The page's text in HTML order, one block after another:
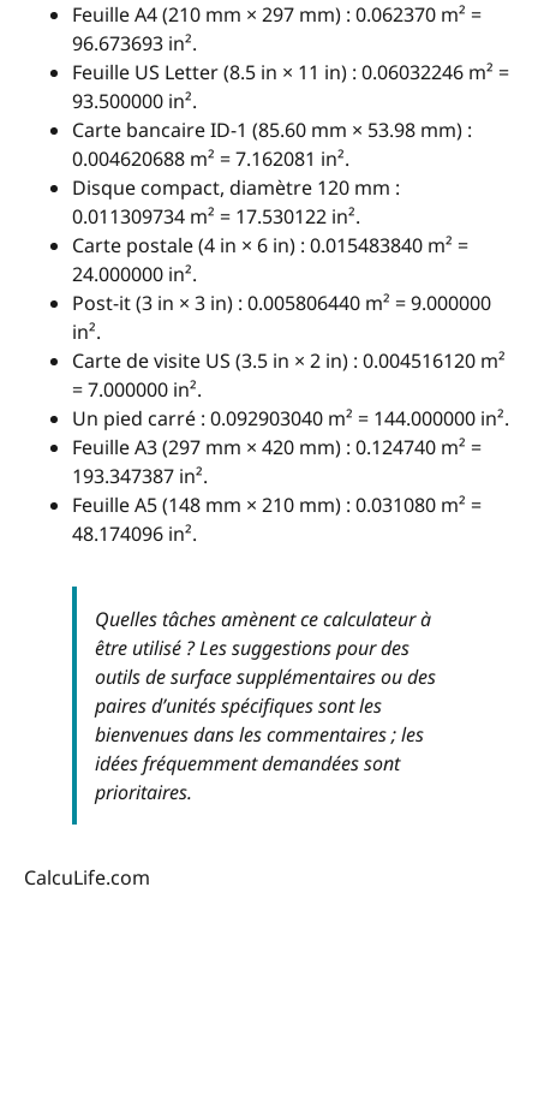
Feuille A4 (210 mm × 297 mm) : 0.062370 m² =
96.673693 in².
Feuille US Letter (8.5 in × 11 in) : 0.06032246 m² =
93.500000 in².
Carte bancaire ID-1 (85.60 mm × 53.98 mm) :
0.004620688 m² = 7.162081 in².
Disque compact, diamètre 120 mm :
0.011309734 m² = 17.530122 in².
Carte postale (4 in × 6 in) : 0.015483840 m² =
24.000000 in².
Post-it (3 in × 3 in) : 0.005806440 m² = 9.000000
in².
Carte de visite US (3.5 in × 2 in) : 0.004516120 m²
= 7.000000 in².
Un pied carré : 0.092903040 m² = 144.000000 in².
Feuille A3 (297 mm × 420 mm) : 0.124740 m² =
193.347387 in².
Feuille A5 (148 mm × 210 mm) : 0.031080 m² =
48.174096 in².
Quelles tâches amènent ce calculateur à
être utilisé ? Les suggestions pour des
outils de surface supplémentaires ou des
paires d’unités spécifiques sont les
bienvenues dans les commentaires ; les
idées fréquemment demandées sont
prioritaires.
CalcuLife.com